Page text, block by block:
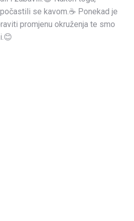
se kavom.☕ Ponekad je
promjenu okruženja te smo